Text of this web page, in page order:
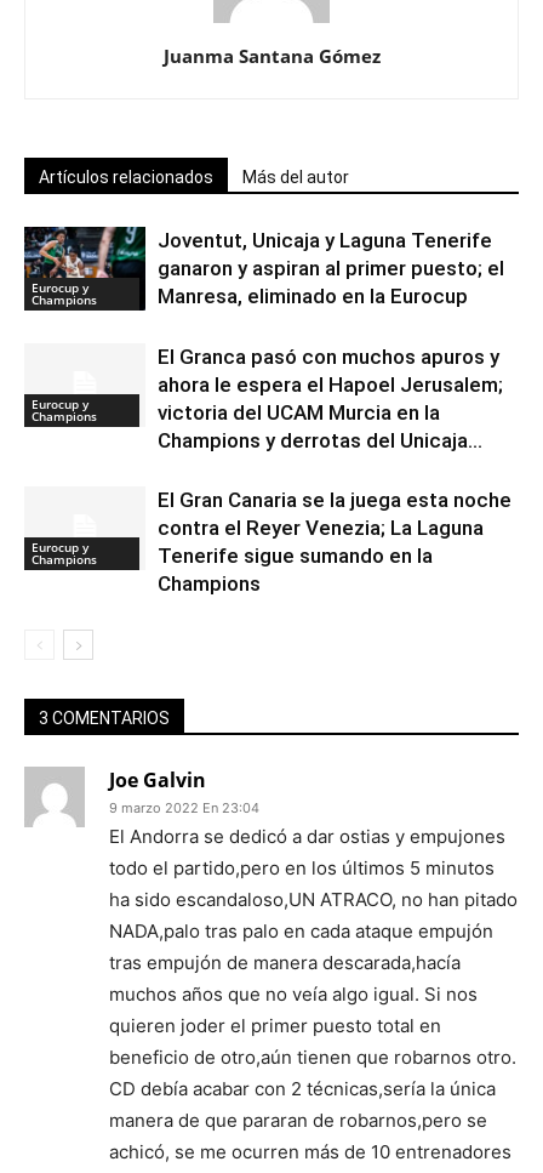
Juanma Santana Gómez
Artículos relacionados Más del autor
Eurocup y
Champions
Joventut, Unicaja y Laguna Tenerife
ganaron y aspiran al primer puesto; el
Manresa, eliminado en la Eurocup
Eurocup y
Champions
El Granca pasó con muchos apuros y
ahora le espera el Hapoel Jerusalem;
victoria del UCAM Murcia en la
Champions y derrotas del Unicaja...
Eurocup y
Champions
El Gran Canaria se la juega esta noche
contra el Reyer Venezia; La Laguna
Tenerife sigue sumando en la
Champions
3 COMENTARIOS
Joe Galvin
9 marzo 2022 En 23:04
El Andorra se dedicó a dar ostias y empujones
todo el partido,pero en los últimos 5 minutos
ha sido escandaloso,UN ATRACO, no han pitado
NADA,palo tras palo en cada ataque empujón
tras empujón de manera descarada,hacía
muchos años que no veía algo igual. Si nos
quieren joder el primer puesto total en
beneficio de otro,aún tienen que robarnos otro.
CD debía acabar con 2 técnicas,sería la única
manera de que pararan de robarnos,pero se
achicó, se me ocurren más de 10 entrenadores